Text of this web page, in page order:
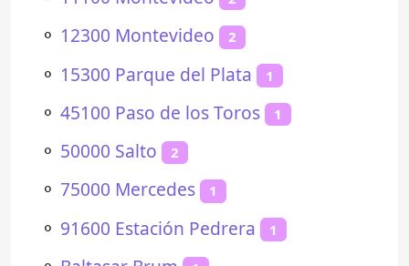
⚬ 12300 Montevideo 2
⚬ 15300 Parque del Plata 1
⚬ 45100 Paso de los Toros 1
⚬ 50000 Salto 2
⚬ 75000 Mercedes 1
⚬ 91600 Estación Pedrera 1